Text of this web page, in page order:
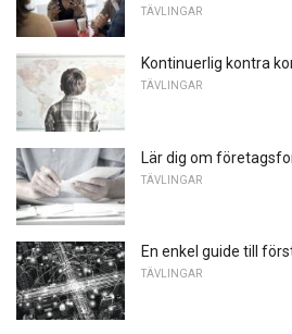
TÄVLINGAR
Kontinuerlig kontra
TÄVLINGAR
Lär dig om
TÄVLINGAR
En enkel guide till
TÄVLINGAR